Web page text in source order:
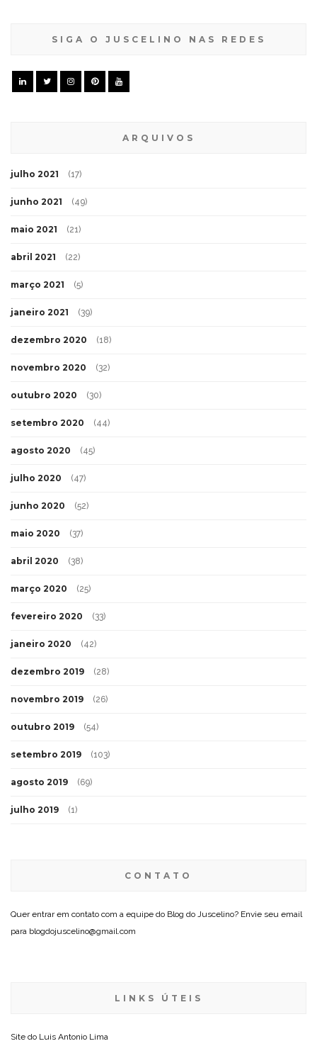
SIGA O JUSCELINO NAS REDES
ARQUIVOS
julho 2021 (17)
junho 2021 (49)
maio 2021 (21)
abril 2021 (22)
março 2021 (5)
janeiro 2021 (39)
dezembro 2020 (18)
novembro 2020 (32)
outubro 2020 (30)
setembro 2020 (44)
agosto 2020 (45)
julho 2020 (47)
junho 2020 (52)
maio 2020 (37)
abril 2020 (38)
março 2020 (25)
fevereiro 2020 (33)
janeiro 2020 (42)
dezembro 2019 (28)
novembro 2019 (26)
outubro 2019 (54)
setembro 2019 (103)
agosto 2019 (69)
julho 2019 (1)
CONTATO
Quer entrar em contato com a equipe do Blog do Juscelino? Envie seu email
para blogdojuscelino@gmail.com
LINKS ÚTEIS
Site do Luis Antonio Lima